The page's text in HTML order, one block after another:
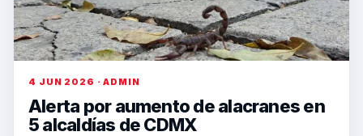
4 JUN 2026 · ADMIN
Alerta por aumento de alacranes en
5 alcaldías de CDMX